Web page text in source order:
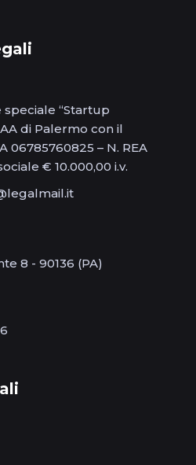
“Startup
di Palermo con il
06785760825 – N. REA
€ 10.000,00 i.v.
8 - 90136 (PA)